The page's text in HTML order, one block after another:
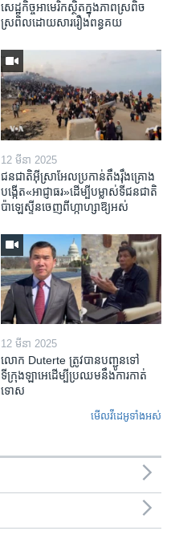
សេដ្ឋកិច្ច​អាមេរិក​ស្ថិត​ក្នុង​ភាពស្រពិច
ស្រពិល​ដោយសារ​រឿង​ពន្ធគយ
12 មីនា 2025
ជនជាតិ​អ៊ីស្រាអែល​ប្រកាន់​តឹងរ៉ឹង​គ្រោង​
បង្កើត​«អាជ្ញាធរ‍»​ដើម្បី​បម្លាស់​ទី​ជនជាតិ​
ប៉ាឡេស្ទីន​ចេញពី​ហ្កាហ្សា​ឱ្យ​អស់
12 មីនា 2025
លោក Duterte ត្រូវ​បាន​បញ្ជូនទៅ
ទីក្រុងឡាអេ​ដើម្បី​ប្រឈម​នឹង​ការកាត់
ទោស
មើល​វីដេអូ​ទាំង​អស់